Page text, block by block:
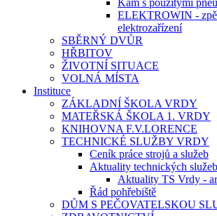
Kam s použitými
ELEKTROWIN -
elektrozařízení
SBĚRNÝ DVŮR
HŘBITOV
ŽIVOTNÍ SITUACE
VOLNÁ MÍSTA
Instituce
ZÁKLADNÍ ŠKOLA VRDY
MATEŘSKÁ ŠKOLA 1. VRDY
KNIHOVNA F.V.LORENCE
TECHNICKÉ SLUŽBY VRDY
Ceník práce strojů a služeb
Aktuality technických služeb
Aktuality TS Vrdy -
Řád pohřebiště
DŮM S PEČOVATELSKOU